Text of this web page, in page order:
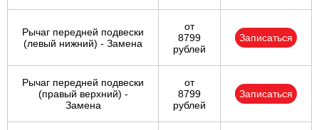
Рычаг передней подвески
(левый нижний) - Замена
от
8799
рублей
Записаться
Рычаг передней подвески
(правый верхний) -
Замена
от
8799
рублей
Записаться